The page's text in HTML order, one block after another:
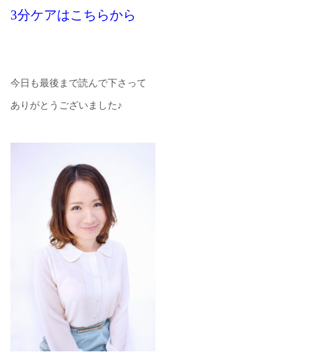
3分ケアはこちらから
今日も最後まで読んで下さって
ありがとうございました♪